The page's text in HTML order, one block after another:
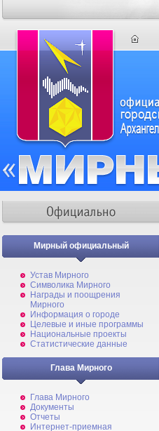
Мирный официальный
Устав Мирного
Символика Мирного
Награды и поощрения
Мирного
Информация о городе
Целевые и иные программы
Национальные проекты
Статистические данные
Глава Мирного
Глава Мирного
Документы
Отчеты
Интернет-приемная